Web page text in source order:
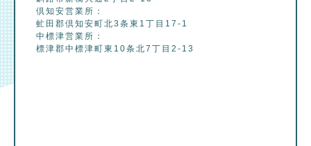
倶知安営業所：
虻田郡倶知安町北3条東1丁目17-1
中標津営業所：
標津郡中標津町東10条北7丁目2-13